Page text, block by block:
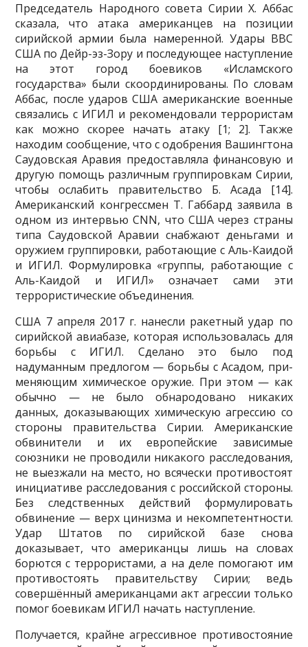
Председатель Народного совета Сирии Х. Аббас
сказала, что атака американцев на позиции
сирийской армии была намеренной. Удары ВВС
США по Дейр-эз-Зору и последующее наступле­ние
на этот город боевиков «Исламского
государства» были скоординированы. По словам
Аббас, после ударов США американские военные
связались с ИГИЛ и рекомендовали террористам
как можно скорее начать атаку [1; 2]. Также
находим сообщение, что с одобрения Вашингтона
Сау­довская Аравия предоставляла финансовую и
другую помощь различным группировкам Сирии,
чтобы ослабить правительство Б. Асада [14].
Американский конгрессмен Т. Габбард заявила в
одном из интервью CNN, что США через страны
типа Саудовской Аравии снабжают деньгами и
оружием группировки, работающие с Аль-Каидой
и ИГИЛ. Формулировка «группы, работающие с
Аль-Каидой и ИГИЛ» означает сами эти
террористические объединения.
США 7 апреля 2017 г. нанесли ракетный удар по
сирийской авиабазе, которая использова­лась для
борьбы с ИГИЛ. Сделано это было под
надуманным предлогом — борьбы с Асадом, при­
меняющим химическое оружие. При этом — как
обычно — не было обнародовано никаких
данных, доказывающих химическую агрессию со
стороны правительства Сирии. Американские
обвините­ли и их европейские зависимые
союзники не проводили никакого расследования,
не выезжали на место, но всячески противостоят
инициативе расследования с российской стороны.
Без следствен­ных действий формулировать
обвинение — верх цинизма и некомпетентности.
Удар Штатов по си­рийской базе снова
доказывает, что американцы лишь на словах
борются с террористами, а на деле помогают им
противостоять правительству Сирии; ведь
совершённый американцами акт агрессии только
помог боевикам ИГИЛ начать наступление.
Получается, крайне агрессивное противостояние